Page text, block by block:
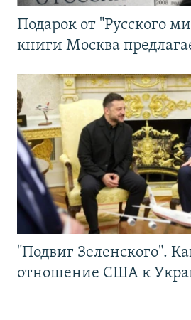
Подарок от "Русского
книги Москва
"Подвиг Зеленского".
отношение США к